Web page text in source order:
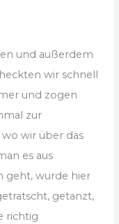
und außerdem
wir schnell
und zogen
zur
wir über das
es aus
geht, wurde hier
getanzt,
richtig